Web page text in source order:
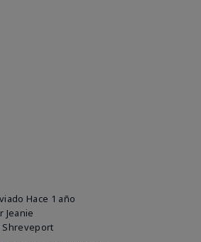
Hace 1 año
Jeanie
Shreveport